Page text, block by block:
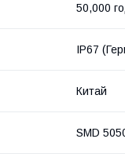
50,000
IP67
Китай
SMD